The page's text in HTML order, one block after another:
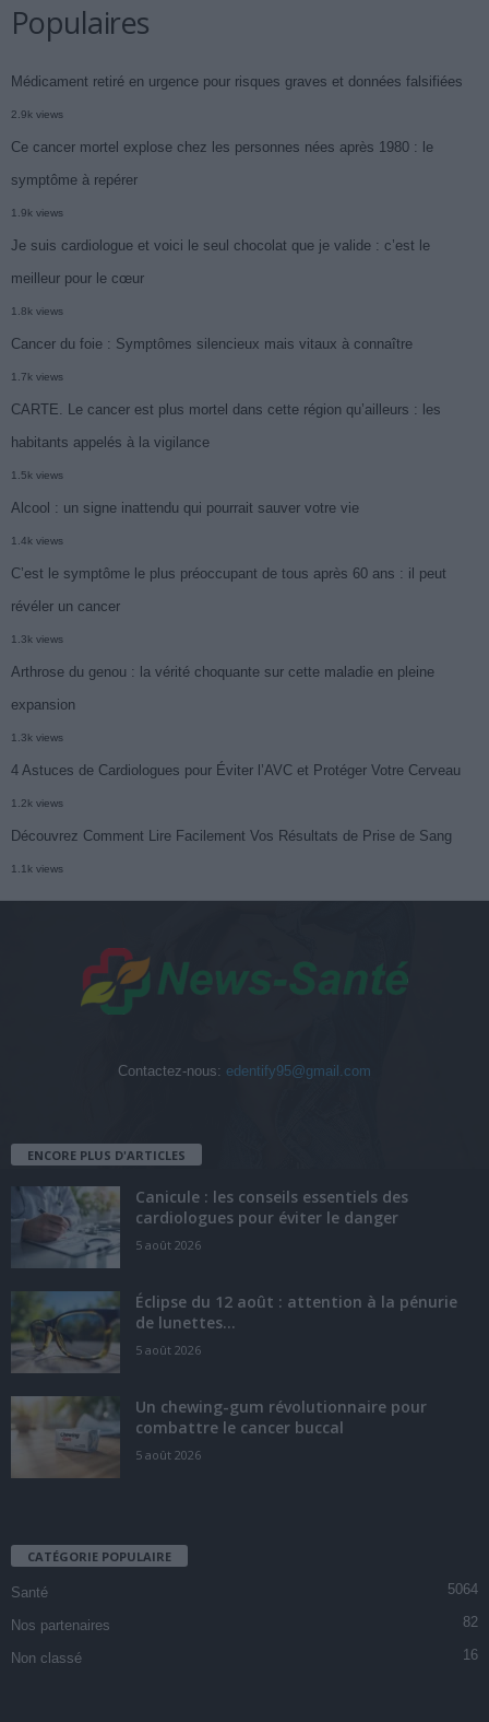
Populaires
Médicament retiré en urgence pour risques graves et données falsifiées
2.9k views
Ce cancer mortel explose chez les personnes nées après 1980 : le
symptôme à repérer
1.9k views
Je suis cardiologue et voici le seul chocolat que je valide : c’est le
meilleur pour le cœur
1.8k views
Cancer du foie : Symptômes silencieux mais vitaux à connaître
1.7k views
CARTE. Le cancer est plus mortel dans cette région qu’ailleurs : les
habitants appelés à la vigilance
1.5k views
Alcool : un signe inattendu qui pourrait sauver votre vie
1.4k views
C’est le symptôme le plus préoccupant de tous après 60 ans : il peut
révéler un cancer
1.3k views
Arthrose du genou : la vérité choquante sur cette maladie en pleine
expansion
1.3k views
4 Astuces de Cardiologues pour Éviter l’AVC et Protéger Votre Cerveau
1.2k views
Découvrez Comment Lire Facilement Vos Résultats de Prise de Sang
1.1k views
Contactez-nous: edentify95@gmail.com
ENCORE PLUS D'ARTICLES
Canicule : les conseils essentiels des
cardiologues pour éviter le danger
5 août 2026
Éclipse du 12 août : attention à la pénurie
de lunettes...
5 août 2026
Un chewing-gum révolutionnaire pour
combattre le cancer buccal
5 août 2026
CATÉGORIE POPULAIRE
Santé 5064
Nos partenaires 82
Non classé 16